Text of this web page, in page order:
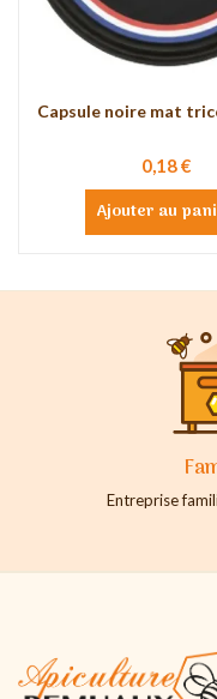
Capsule noire mat
0,18 €
Ajouter au
Entreprise